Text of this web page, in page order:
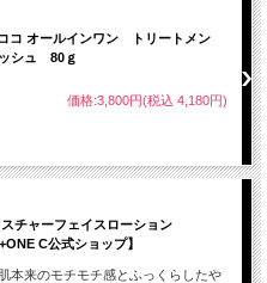
コ オールインワン トリートメン
シュ 80ｇ
価格:3,800円(税込 4,180円)
チャーフェイスローション
C公式ショップ】
本来のモチモチ感とふっくらしたや